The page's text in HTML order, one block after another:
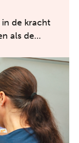
de kracht
als de
on...